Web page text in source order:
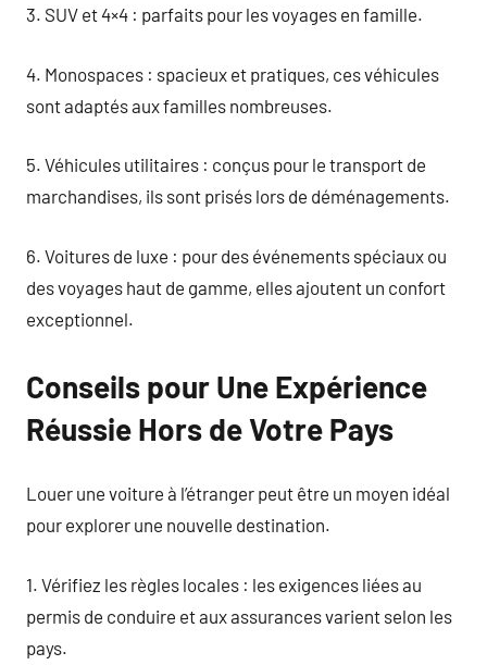
3. SUV et 4×4 : parfaits pour les voyages en famille.
4. Monospaces : spacieux et pratiques, ces véhicules
sont adaptés aux familles nombreuses.
5. Véhicules utilitaires : conçus pour le transport de
marchandises, ils sont prisés lors de déménagements.
6. Voitures de luxe : pour des événements spéciaux ou
des voyages haut de gamme, elles ajoutent un confort
exceptionnel.
Conseils pour Une Expérience
Réussie Hors de Votre Pays
Louer une voiture à l’étranger peut être un moyen idéal
pour explorer une nouvelle destination.
1. Vérifiez les règles locales : les exigences liées au
permis de conduire et aux assurances varient selon les
pays.